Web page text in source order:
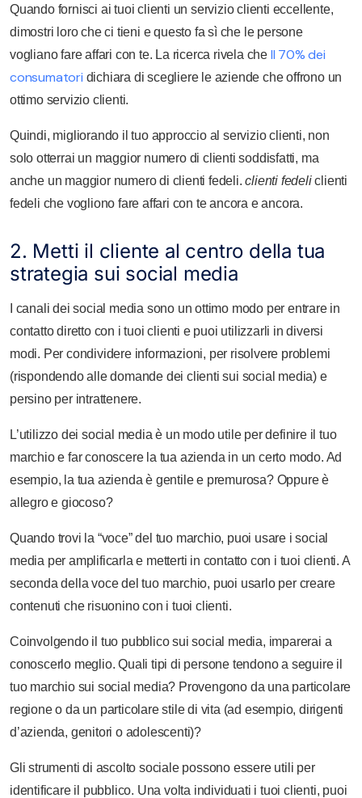
Quando fornisci ai tuoi clienti un servizio clienti eccellente,
dimostri loro che ci tieni e questo fa sì che le persone
vogliano fare affari con te. La ricerca rivela che Il 70% dei
consumatori dichiara di scegliere le aziende che offrono un
ottimo servizio clienti.
Quindi, migliorando il tuo approccio al servizio clienti, non
solo otterrai un maggior numero di clienti soddisfatti, ma
anche un maggior numero di clienti fedeli. clienti fedeliclienti
fedeli che vogliono fare affari con te ancora e ancora.
2. Metti il cliente al centro della tua
strategia sui social media
I canali dei social media sono un ottimo modo per entrare in
contatto diretto con i tuoi clienti e puoi utilizzarli in diversi
modi. Per condividere informazioni, per risolvere problemi
(rispondendo alle domande dei clienti sui social media) e
persino per intrattenere.
L’utilizzo dei social media è un modo utile per definire il tuo
marchio e far conoscere la tua azienda in un certo modo. Ad
esempio, la tua azienda è gentile e premurosa? Oppure è
allegro e giocoso?
Quando trovi la “voce” del tuo marchio, puoi usare i social
media per amplificarla e metterti in contatto con i tuoi clienti. A
seconda della voce del tuo marchio, puoi usarlo per creare
contenuti che risuonino con i tuoi clienti.
Coinvolgendo il tuo pubblico sui social media, imparerai a
conoscerlo meglio.Quali tipi di persone tendono a seguire il
tuo marchio sui social media? Provengono da una particolare
regione o da un particolare stile di vita (ad esempio, dirigenti
d’azienda, genitori o adolescenti)?
Gli strumenti di ascolto sociale possono essere utili per
identificare il pubblico. Una volta individuati i tuoi clienti, puoi